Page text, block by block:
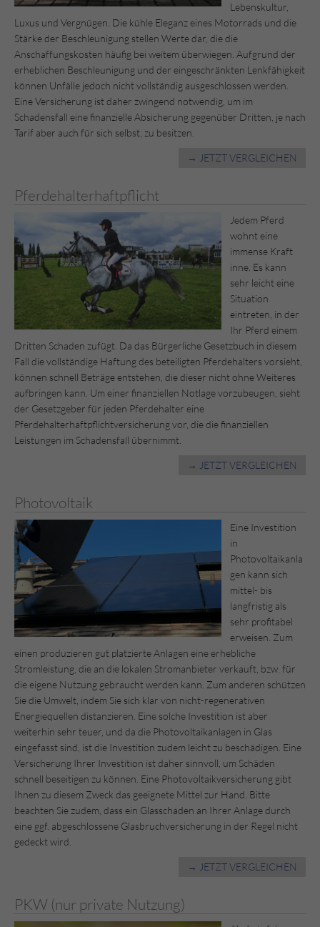
Lebenskultur,
Luxus und Vergnügen. Die kühle Eleganz eines Motorrads und die
Stärke der Beschleunigung stellen Werte dar, die die
Anschaffungskosten häufig bei weitem überwiegen. Aufgrund der
erheblichen Beschleunigung und der eingeschränkten Lenkfähigkeit
können Unfälle jedoch nicht vollständig ausgeschlossen werden.
Eine Versicherung ist daher zwingend notwendig, um im
Schadensfall eine finanzielle Absicherung gegenüber Dritten, je nach
Tarif aber auch für sich selbst, zu besitzen.
→ JETZT VERGLEICHEN
Pferdehalterhaftpflicht
Jedem Pferd
wohnt eine
immense Kraft
inne. Es kann
sehr leicht eine
Situation
eintreten, in der
Ihr Pferd einem
Dritten Schaden zufügt. Da das Bürgerliche Gesetzbuch in diesem
Fall die vollständige Haftung des beteiligten Pferdehalters vorsieht,
können schnell Beträge entstehen, die dieser nicht ohne Weiteres
aufbringen kann. Um einer finanziellen Notlage vorzubeugen, sieht
der Gesetzgeber für jeden Pferdehalter eine
Pferdehalterhaftpflichtversicherung vor, die die finanziellen
Leistungen im Schadensfall übernimmt.
→ JETZT VERGLEICHEN
Photovoltaik
Eine Investition
in
Photovoltaikanla
gen kann sich
mittel- bis
langfristig als
sehr profitabel
erweisen. Zum
einen produzieren gut platzierte Anlagen eine erhebliche
Stromleistung, die an die lokalen Stromanbieter verkauft, bzw. für
die eigene Nutzung gebraucht werden kann. Zum anderen schützen
Sie die Umwelt, indem Sie sich klar von nicht-regenerativen
Energiequellen distanzieren. Eine solche Investition ist aber
weiterhin sehr teuer, und da die Photovoltaikanlagen in Glas
eingefasst sind, ist die Investition zudem leicht zu beschädigen. Eine
Versicherung Ihrer Investition ist daher sinnvoll, um Schäden
schnell beseitigen zu können. Eine Photovoltaikversicherung gibt
Ihnen zu diesem Zweck das geeignete Mittel zur Hand. Bitte
beachten Sie zudem, dass ein Glasschaden an Ihrer Anlage durch
eine ggf. abgeschlossene Glasbruchversicherung in der Regel nicht
gedeckt wird.
→ JETZT VERGLEICHEN
PKW (nur private Nutzung)